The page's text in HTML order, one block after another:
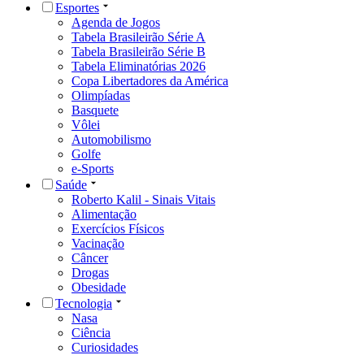
Esportes
Agenda de Jogos
Tabela Brasileirão Série A
Tabela Brasileirão Série B
Tabela Eliminatórias 2026
Copa Libertadores da América
Olimpíadas
Basquete
Vôlei
Automobilismo
Golfe
e-Sports
Saúde
Roberto Kalil - Sinais Vitais
Alimentação
Exercícios Físicos
Vacinação
Câncer
Drogas
Obesidade
Tecnologia
Nasa
Ciência
Curiosidades